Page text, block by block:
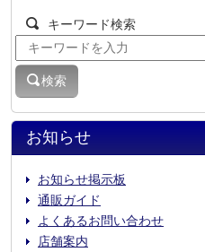
お知らせ
お知らせ掲示板
通販ガイド
よくあるお問い合わせ
店舗案内
キーワード検索
検索